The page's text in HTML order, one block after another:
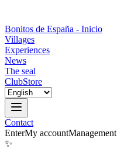
Bonitos de España - Inicio
Villages
Experiences
News
The seal
ClubStore
Contact
EnterMy accountManagement
✨